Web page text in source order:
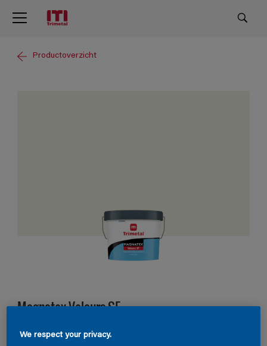
Productoverzicht
Magnatex Velours SF
We respect your privacy.